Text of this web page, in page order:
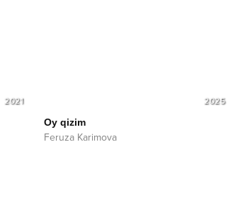
2021 2025
Oy qizim
Feruza Karimova